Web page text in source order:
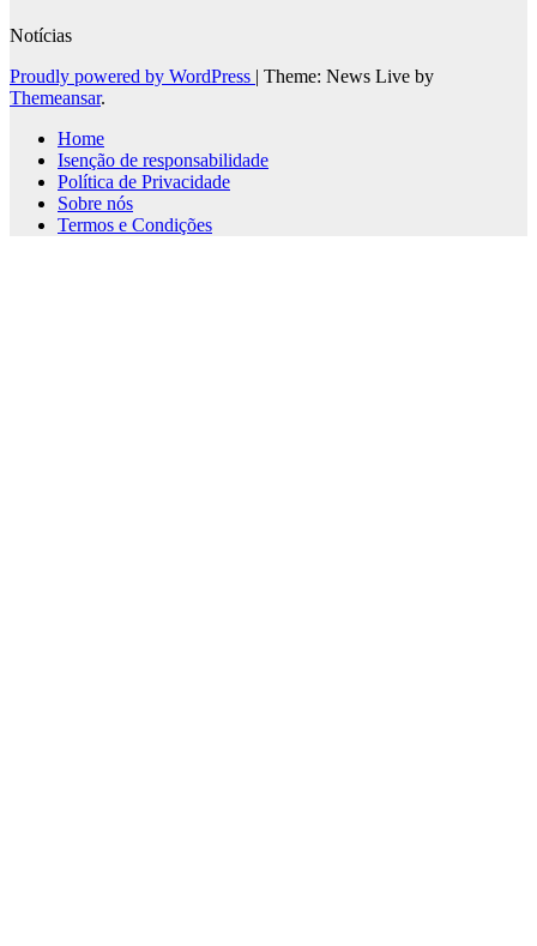
Notícias
Proudly powered by WordPress | Theme: News Live by
Themeansar.
Home
Isenção de responsabilidade
Política de Privacidade
Sobre nós
Termos e Condições